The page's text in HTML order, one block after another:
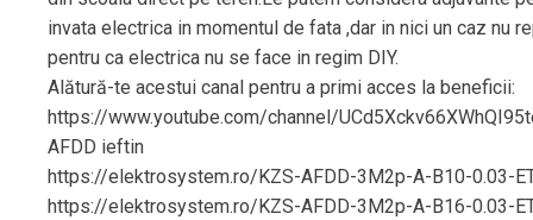
invata electrica in momentul de fata ,dar in nici un caz nu
pentru ca electrica nu se face in regim DIY.
Alătură-te acestui canal pentru a primi acces la beneficii:
https://www.youtube.com/channel/
AFDD ieftin
https://elektrosystem.ro/KZS-AFDD-3M2p-A-B10-0.03-
https://elektrosystem.ro/KZS-AFDD-3M2p-A-B16-0.03-